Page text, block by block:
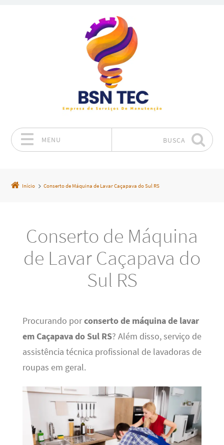
MENU BUSCA
Início Conserto de Máquina de Lavar Caçapava do Sul RS
Conserto de Máquina
de Lavar Caçapava do
Sul RS
Procurando porconserto de máquina de lavar
em Caçapava do Sul RS? Além disso, serviço de
assistência técnica profissional de lavadoras de
roupas em geral.